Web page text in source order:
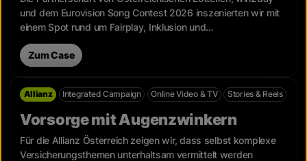
und dem Eurovision Song Contest 2026 inszenierten wir mit
einem Spot rund um Fairplay, Inklusion und
Chancengleichheit.
Zum Case
Allianz Integrated Campaign Online Video & TV Stories & Reels
Vorsorge mit Augenzwinkern
Für die Allianz Österreich zeigen wir, dass selbst komplexe
Versicherungsthemen unterhaltsam vermittelt werden